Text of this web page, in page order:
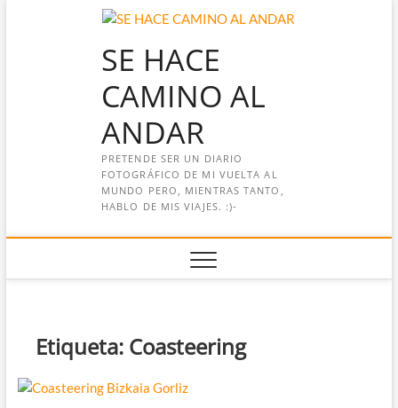
SE HACE
CAMINO AL
ANDAR
PRETENDE SER UN DIARIO
FOTOGRÁFICO DE MI VUELTA AL
MUNDO PERO, MIENTRAS TANTO,
HABLO DE MIS VIAJES. :)-
Etiqueta: Coasteering